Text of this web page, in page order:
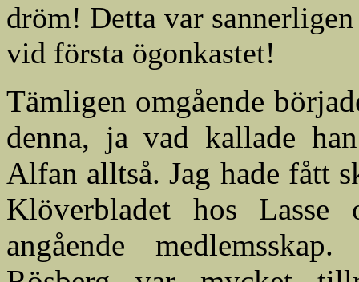
dröm! Detta var
vid första ögonkastet!
Tämligen omgående
denna, ja vad kallade
Alfan alltså. Jag hade fått
Klöverbladet hos
angående